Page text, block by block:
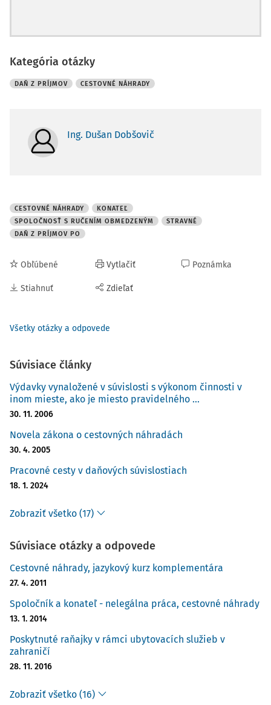
Kategória otázky
DAŇ Z PRÍJMOV CESTOVNÉ NÁHRADY
Ing. Dušan Dobšovič
CESTOVNÉ NÁHRADY
KONATEĽ
SPOLOČNOSŤ S RUČENÍM OBMEDZENÝM
STRAVNÉ
DAŇ Z PRÍJMOV PO
Obľúbené
Stiahnuť
Vytlačiť
Zdieľať
Poznámka
Všetky otázky a odpovede
Súvisiace články
Výdavky vynaložené v súvislosti s výkonom činnosti v
inom mieste, ako je miesto pravidelného ...
30. 11. 2006
Novela zákona o cestovných náhradách
30. 4. 2005
Pracovné cesty v daňových súvislostiach
18. 1. 2024
Zobraziť všetko (17)
Súvisiace otázky a odpovede
Cestovné náhrady, jazykový kurz komplementára
27. 4. 2011
Spoločník a konateľ - nelegálna práca, cestovné náhrady
13. 1. 2014
Poskytnuté raňajky v rámci ubytovacích služieb v
zahraničí
28. 11. 2016
Zobraziť všetko (16)